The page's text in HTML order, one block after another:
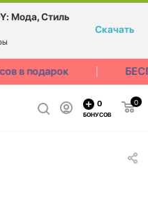
в подарок
0
0
БОНУСОВ
Мода, Стиль
Скачать